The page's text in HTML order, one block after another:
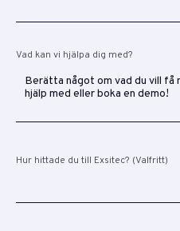
Vad kan vi hjälpa dig med?
Hur hittade du till Exsitec? (Valfritt)